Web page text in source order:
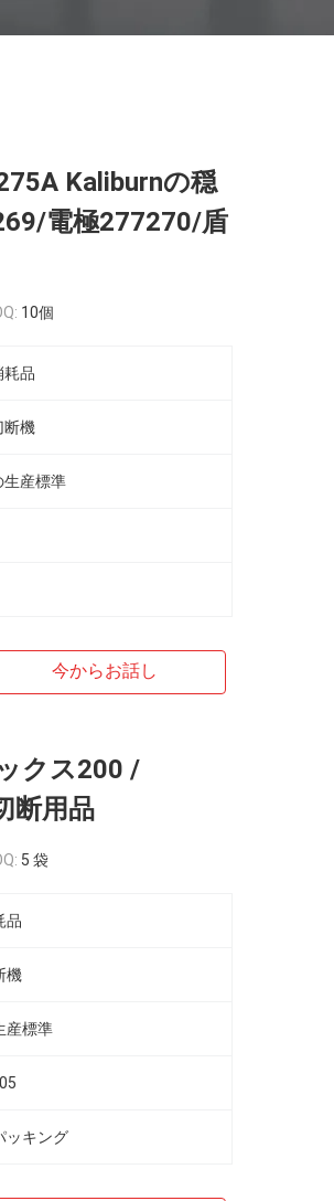
Kaliburnの穏
電極277270/盾
10個
耗品
断機
生産標準
今からお話し
クス200 /
断用品
5 袋
品
機
産標準
ッキング